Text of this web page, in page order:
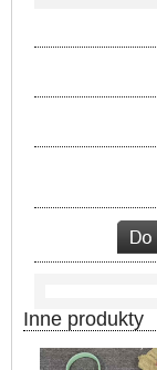
Inne produkty